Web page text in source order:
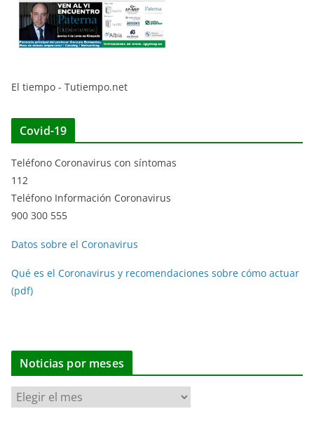
El tiempo - Tutiempo.net
Covid-19
Teléfono Coronavirus con síntomas
112
Teléfono Información Coronavirus
900 300 555
Datos sobre el Coronavirus
Qué es el Coronavirus y recomendaciones sobre cómo actuar
(pdf)
Noticias por meses
N
o